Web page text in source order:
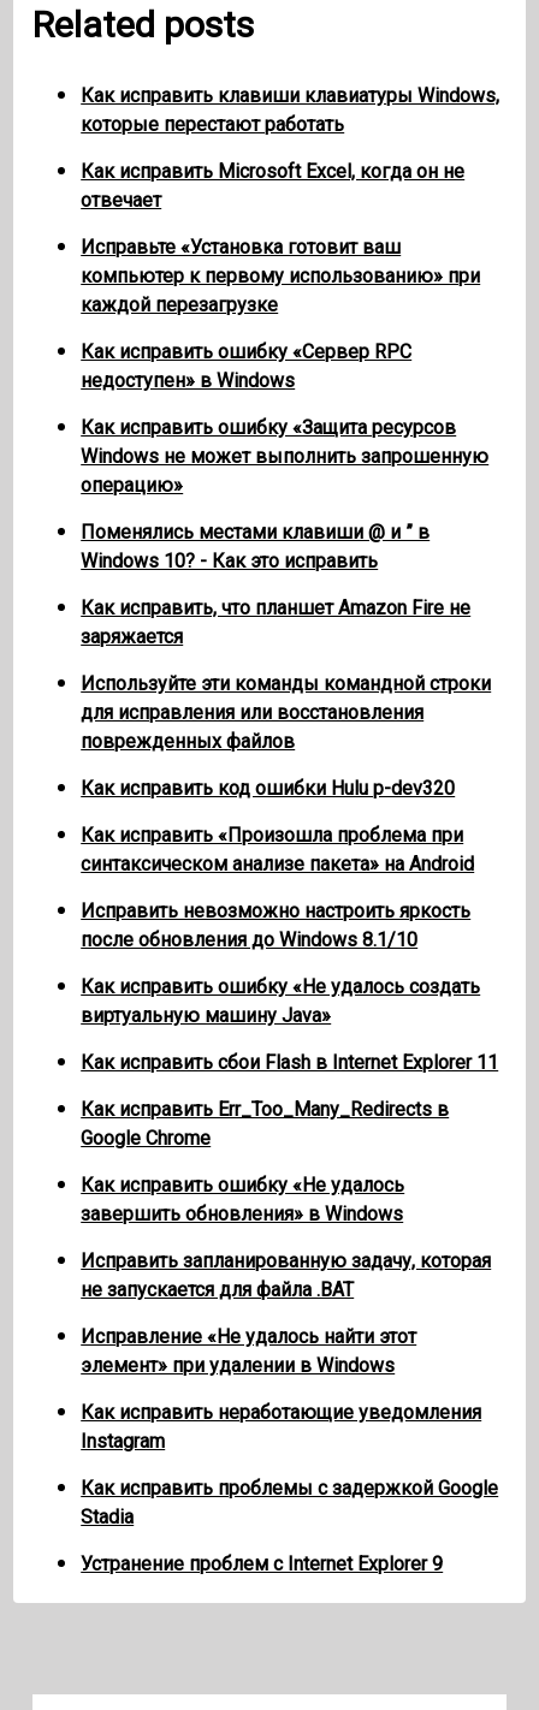
Related posts
Как исправить клавиши клавиатуры Windows,
которые перестают работать
Как исправить Microsoft Excel, когда он не
отвечает
Исправьте «Установка готовит ваш
компьютер к первому использованию» при
каждой перезагрузке
Как исправить ошибку «Сервер RPC
недоступен» в Windows
Как исправить ошибку «Защита ресурсов
Windows не может выполнить запрошенную
операцию»
Поменялись местами клавиши @ и ” в
Windows 10? - Как это исправить
Как исправить, что планшет Amazon Fire не
заряжается
Используйте эти команды командной строки
для исправления или восстановления
поврежденных файлов
Как исправить код ошибки Hulu p-dev320
Как исправить «Произошла проблема при
синтаксическом анализе пакета» на Android
Исправить невозможно настроить яркость
после обновления до Windows 8.1/10
Как исправить ошибку «Не удалось создать
виртуальную машину Java»
Как исправить сбои Flash в Internet Explorer 11
Как исправить Err_Too_Many_Redirects в
Google Chrome
Как исправить ошибку «Не удалось
завершить обновления» в Windows
Исправить запланированную задачу, которая
не запускается для файла .BAT
Исправление «Не удалось найти этот
элемент» при удалении в Windows
Как исправить неработающие уведомления
Instagram
Как исправить проблемы с задержкой Google
Stadia
Устранение проблем с Internet Explorer 9